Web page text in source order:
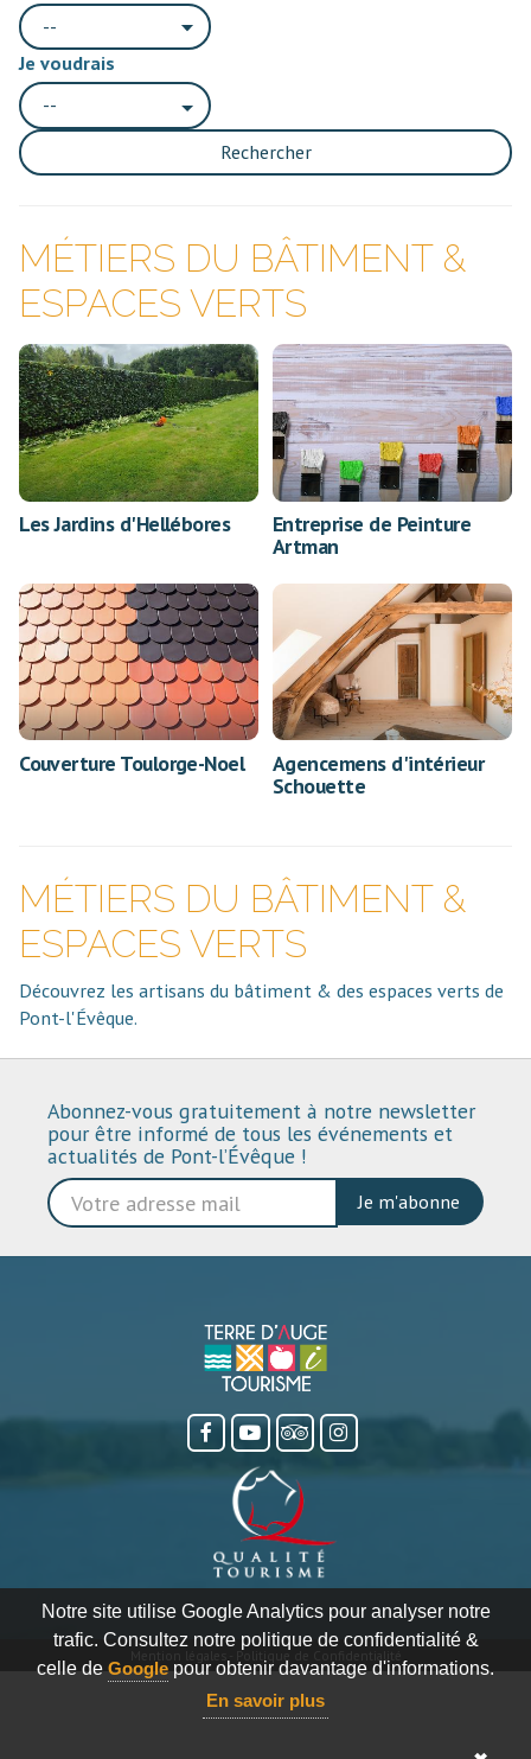
Notre site utilise Google Analytics pour analyser notre
trafic. Consultez notre politique de confidentialité &
celle de Google pour obtenir davantage d'informations.
En savoir plus
--
Je voudrais
--
Rechercher
MÉTIERS DU BÂTIMENT &
ESPACES VERTS
Les Jardins d'Hellébores
Entreprise de Peinture
Artman
Couverture Toulorge-Noel
Agencemens d'intérieur
Schouette
MÉTIERS DU BÂTIMENT &
ESPACES VERTS
Découvrez les artisans du bâtiment & des espaces verts de
Pont-l'Évêque.
Abonnez-vous gratuitement à notre newsletter
pour être informé de tous les événements et
actualités de Pont-l’Évêque !
Je m'abonne
Politique de Confidentialité